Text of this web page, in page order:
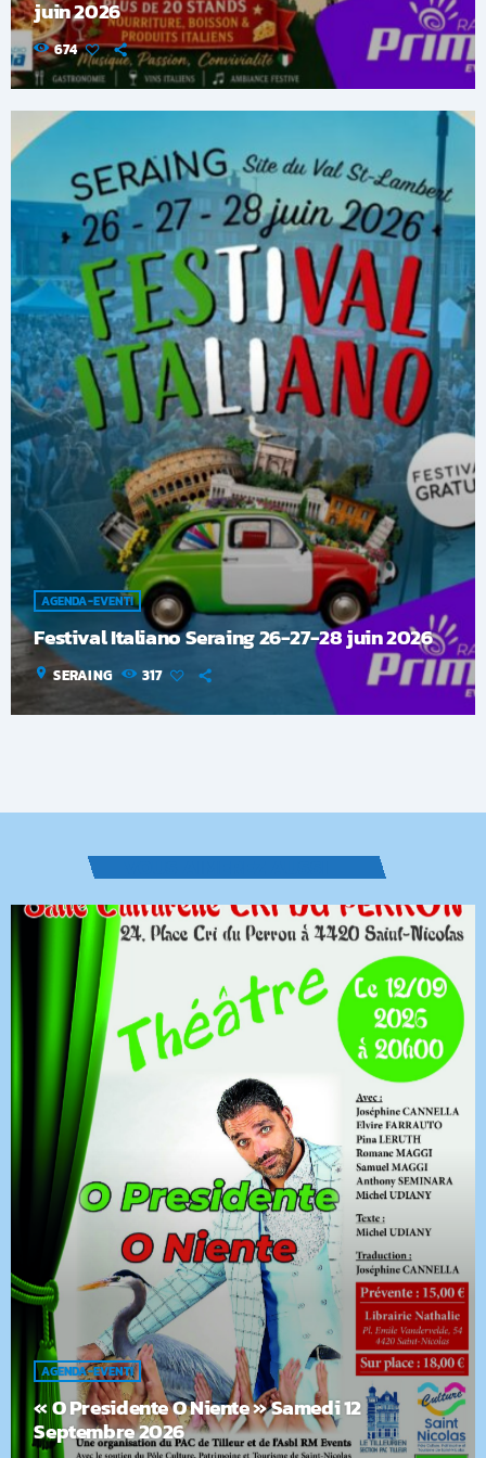
juin 2026
674
AGENDA-EVENTI
Festival Italiano Seraing 26-27-28 juin 2026
location_on SERAING 317
AGENDA-EVENTI
« O Presidente O Niente » Samedi 12
Septembre 2026